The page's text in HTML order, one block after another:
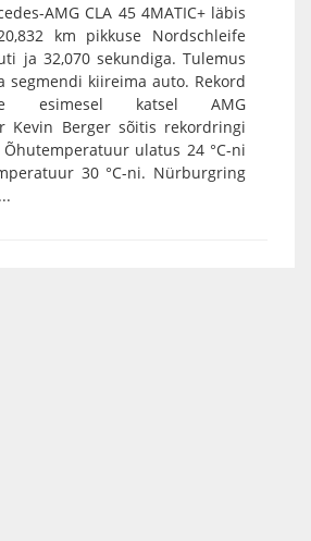
AMG CLA 45 4MATIC+ läbis
km pikkuse Nordschleife
ja 32,070 sekundiga. Tulemus
segmendi kiireima auto. Rekord
esimesel katsel AMG
Kevin Berger sõitis rekordringi
ulatus 24 °C-ni
30 °C-ni. Nürburgring